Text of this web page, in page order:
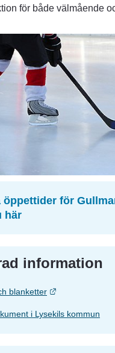
för både välmående
öppettider för
här
information
blanketter Länk till annan
i Lysekils kommun